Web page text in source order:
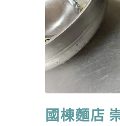
國棟麵店